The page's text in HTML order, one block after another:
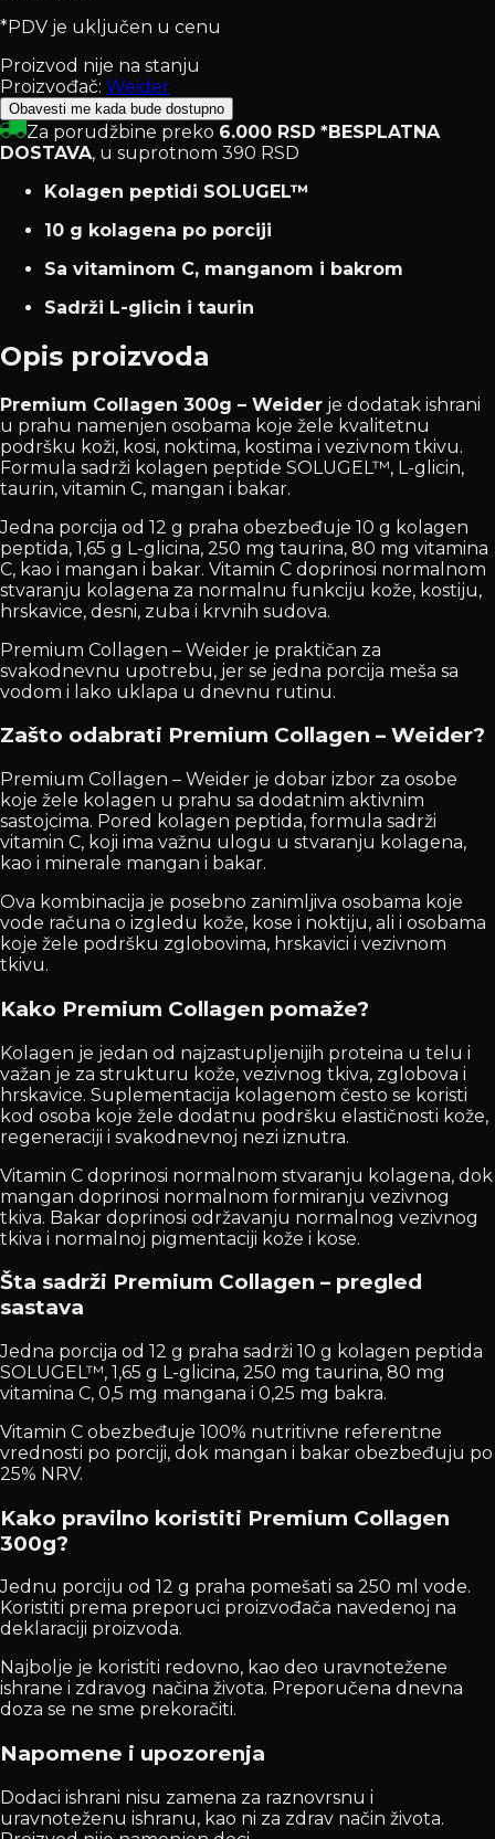
*PDV je uključen u cenu
Proizvod nije na stanju
Proizvođač: Weider
Obavesti me kada bude dostupno
Za porudžbine preko 6.000 RSD *BESPLATNA
DOSTAVA, u suprotnom 390 RSD
Kolagen peptidi SOLUGEL™
10 g kolagena po porciji
Sa vitaminom C, manganom i bakrom
Sadrži L-glicin i taurin
Opis proizvoda
Premium Collagen 300g – Weider je dodatak ishrani
u prahu namenjen osobama koje žele kvalitetnu
podršku koži, kosi, noktima, kostima i vezivnom tkivu.
Formula sadrži kolagen peptide SOLUGEL™, L-glicin,
taurin, vitamin C, mangan i bakar.
Jedna porcija od 12 g praha obezbeđuje 10 g kolagen
peptida, 1,65 g L-glicina, 250 mg taurina, 80 mg vitamina
C, kao i mangan i bakar. Vitamin C doprinosi normalnom
stvaranju kolagena za normalnu funkciju kože, kostiju,
hrskavice, desni, zuba i krvnih sudova.
Premium Collagen – Weider je praktičan za
svakodnevnu upotrebu, jer se jedna porcija meša sa
vodom i lako uklapa u dnevnu rutinu.
Zašto odabrati Premium Collagen – Weider?
Premium Collagen – Weider je dobar izbor za osobe
koje žele kolagen u prahu sa dodatnim aktivnim
sastojcima. Pored kolagen peptida, formula sadrži
vitamin C, koji ima važnu ulogu u stvaranju kolagena,
kao i minerale mangan i bakar.
Ova kombinacija je posebno zanimljiva osobama koje
vode računa o izgledu kože, kose i noktiju, ali i osobama
koje žele podršku zglobovima, hrskavici i vezivnom
tkivu.
Kako Premium Collagen pomaže?
Kolagen je jedan od najzastupljenijih proteina u telu i
važan je za strukturu kože, vezivnog tkiva, zglobova i
hrskavice. Suplementacija kolagenom često se koristi
kod osoba koje žele dodatnu podršku elastičnosti kože,
regeneraciji i svakodnevnoj nezi iznutra.
Vitamin C doprinosi normalnom stvaranju kolagena, dok
mangan doprinosi normalnom formiranju vezivnog
tkiva. Bakar doprinosi održavanju normalnog vezivnog
tkiva i normalnoj pigmentaciji kože i kose.
Šta sadrži Premium Collagen – pregled
sastava
Jedna porcija od 12 g praha sadrži 10 g kolagen peptida
SOLUGEL™, 1,65 g L-glicina, 250 mg taurina, 80 mg
vitamina C, 0,5 mg mangana i 0,25 mg bakra.
Vitamin C obezbeđuje 100% nutritivne referentne
vrednosti po porciji, dok mangan i bakar obezbeđuju po
25% NRV.
Kako pravilno koristiti Premium Collagen
300g?
Jednu porciju od 12 g praha pomešati sa 250 ml vode.
Koristiti prema preporuci proizvođača navedenoj na
deklaraciji proizvoda.
Najbolje je koristiti redovno, kao deo uravnotežene
ishrane i zdravog načina života. Preporučena dnevna
doza se ne sme prekoračiti.
Napomene i upozorenja
Dodaci ishrani nisu zamena za raznovrsnu i
uravnoteženu ishranu, kao ni za zdrav način života.